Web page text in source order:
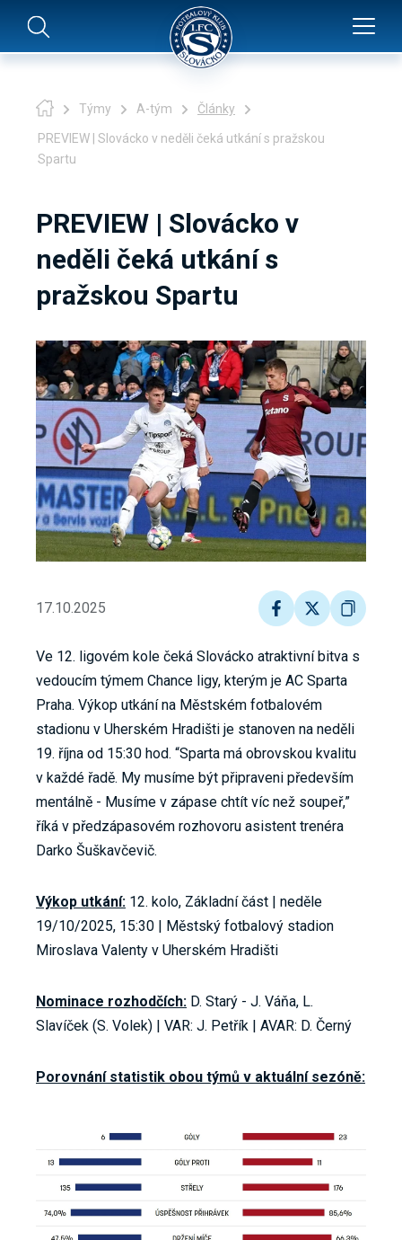
Týmy A-tým Články
PREVIEW | Slovácko v neděli čeká utkání s pražskou
Spartu
PREVIEW | Slovácko v
neděli čeká utkání s
pražskou Spartu
17.10.2025
Ve 12. ligovém kole čeká Slovácko atraktivní bitva s
vedoucím týmem Chance ligy, kterým je AC Sparta
Praha. Výkop utkání na Městském fotbalovém
stadionu v Uherském Hradišti je stanoven na neděli
19. října od 15:30 hod. “Sparta má obrovskou kvalitu
v každé řadě. My musíme být připraveni především
mentálně - Musíme v zápase chtít víc než soupeř,”
říká v předzápasovém rozhovoru asistent trenéra
Darko Šuškavčevič.
Výkop utkání: 12. kolo, Základní část | neděle
19/10/2025, 15:30 | Městský fotbalový stadion
Miroslava Valenty v Uherském Hradišti
Nominace rozhodčích: D. Starý - J. Váňa, L.
Slavíček (S. Volek) | VAR: J. Petřík | AVAR: D. Černý
Porovnání statistik obou týmů v aktuální sezóně: